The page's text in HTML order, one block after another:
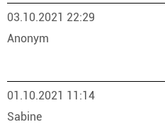
03.10.2021 22:29
Anonym
01.10.2021 11:14
Sabine